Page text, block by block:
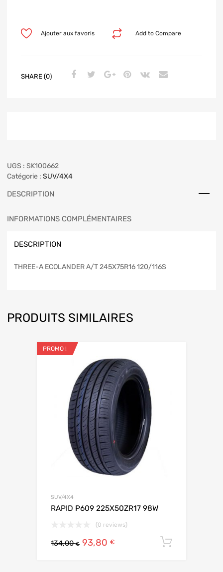
Add to Compare
Ajouter aux favoris
SHARE (0)
UGS : SK100662
Catégorie : SUV/4X4
DESCRIPTION
INFORMATIONS COMPLÉMENTAIRES
DESCRIPTION
THREE-A ECOLANDER A/T 245X75R16 120/116S
PRODUITS SIMILAIRES
PROMO !
SUV/4X4
RAPID P609 225X50ZR17 98W
(0 reviews)
134,00€ 93,80 €